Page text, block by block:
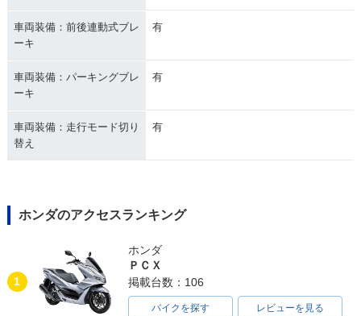
車両装備：前後連動式ブレ
ーキ
有
車両装備：パーキングブレ
ーキ
有
車両装備：走行モード切り
替え
有
ホンダのアクセスランキング
1
ホンダ
ＰＣＸ
掲載台数：106
バイクを探す レビューを見る